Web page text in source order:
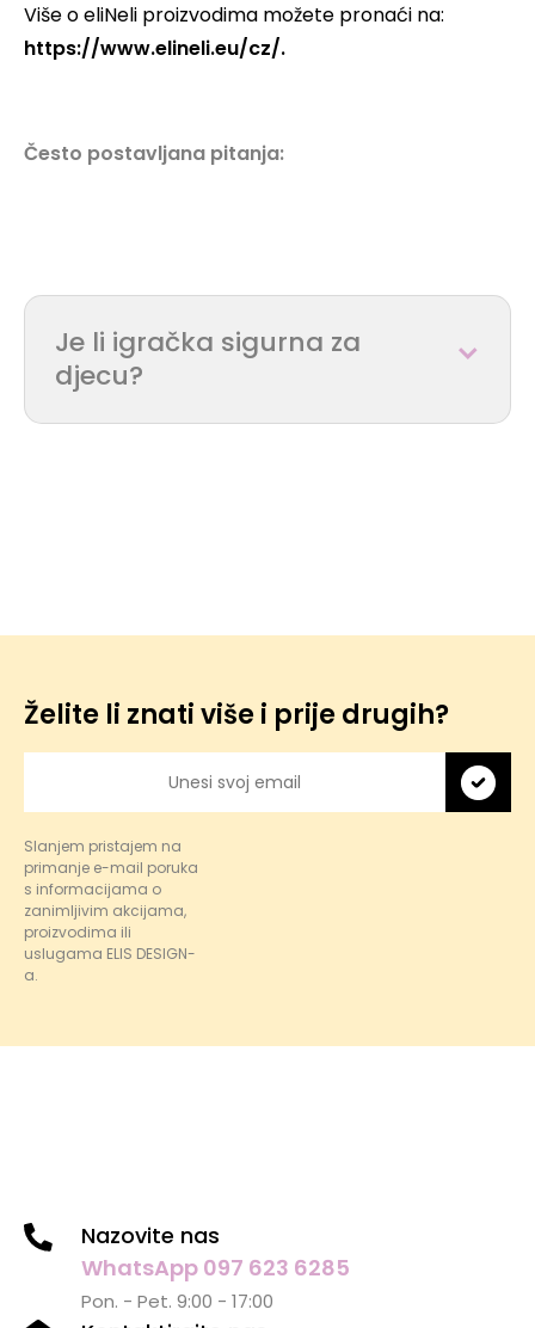
Više o eliNeli proizvodima možete pronaći na:
https://www.elineli.eu/cz/.
Često postavljana pitanja:
Je li igračka sigurna za
djecu?
Želite li znati više i prije drugih?
Slanjem pristajem na
primanje e-mail poruka
s informacijama o
zanimljivim akcijama,
proizvodima ili
uslugama ELIS DESIGN-
a.
Nazovite nas
WhatsApp 097 623 6285
Pon. - Pet. 9:00 - 17:00